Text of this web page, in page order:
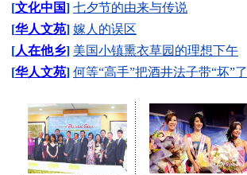
[文化中国] 七夕节的由来与传说
[华人文苑] 嫁人的误区
[人在他乡] 美国小镇熏衣草园的理想下午
[华人文苑] 何等“高手”把酒井法子带“坏”了